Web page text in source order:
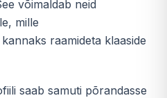
võimaldab neid
mille
raamideta klaaside
saab samuti põrandasse